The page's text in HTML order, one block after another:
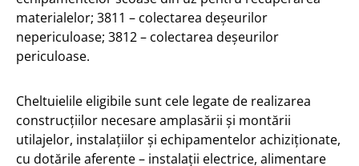
materialelor; 3811 – colectarea deşeurilor
nepericuloase; 3812 – colectarea deşeurilor
periculoase.
Cheltuielile eligibile sunt cele legate de realizarea
construcţiilor necesare amplasării şi montării
utilajelor, instalaţiilor şi echipamentelor achiziţionate,
cu dotările aferente – instalaţii electrice, alimentare